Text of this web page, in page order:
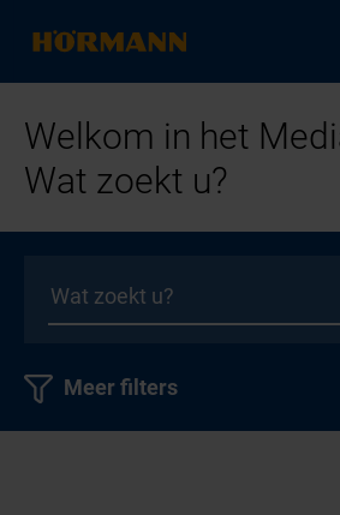
Welkom in het
Wat zoekt u?
Meer filters